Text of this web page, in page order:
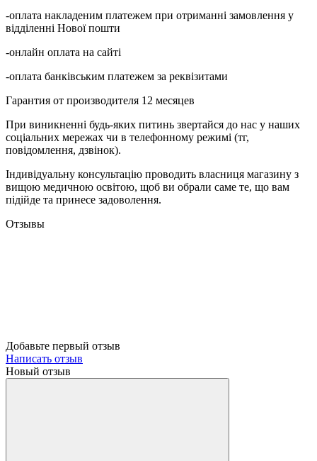
-оплата накладеним платежем при отриманні замовлення у
відділенні Нової пошти
-онлайн оплата на сайті
-оплата банківським платежем за реквізитами
Гарантия от производителя 12 месяцев
При виникненні будь-яких питинь звертайся до нас у наших
соціальних мережах чи в телефонному режимі (тг,
повідомлення, дзвінок).
Індивідуальну консультацію проводить власниця магазину з
вищою медичною освітою, щоб ви обрали саме те, що вам
підійде та принесе задоволення.
Отзывы
Добавьте первый отзыв
Написать отзыв
Новый отзыв